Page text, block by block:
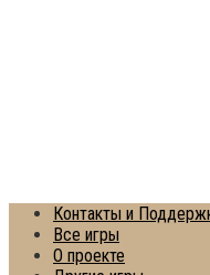
Контакты и
Все игры
О проекте